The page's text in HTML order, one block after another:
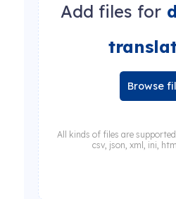
Add files for
Browse
All kinds of files are
csv, json, xml, ini,